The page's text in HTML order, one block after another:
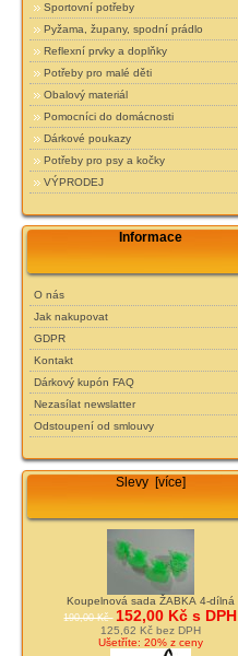
Sportovní potřeby
Pyžama, župany, spodní prádlo
Reflexní prvky a doplňky
Potřeby pro malé děti
Obalový materiál
Pomocníci do domácnosti
Dárkové poukazy
Potřeby pro psy a kočky
VÝPRODEJ
Informace
O nás
Jak nakupovat
GDPR
Kontakt
Dárkový kupón FAQ
Nezasílat newslatter
Odstoupení od smlouvy
Slevy [více]
Koupelnová sada ŽABKA 4-dílná
190,00 Kč 152,00 Kč s DPH
125,62 Kč bez DPH
Ušetříte: 20% z ceny